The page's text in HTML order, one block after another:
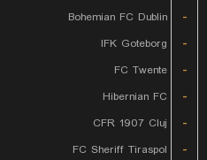
Bohemian FC Dublin
-
IFK Goteborg
-
FC Twente
-
Hibernian FC
-
CFR 1907 Cluj
-
FC Sheriff Tiraspol
-